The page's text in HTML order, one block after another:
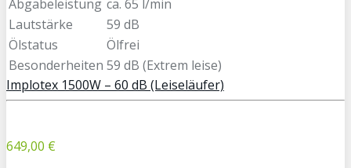
Abgabeleistung ca. 65 l/min
Lautstärke
59 dB
Ölstatus
Ölfrei
Besonderheiten 59 dB (Extrem leise)
Implotex 1500W – 60 dB (Leiseläufer)
649,00 €